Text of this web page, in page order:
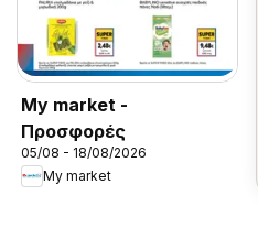
My market -
Προσφορές
05/08 - 18/08/2026
My market